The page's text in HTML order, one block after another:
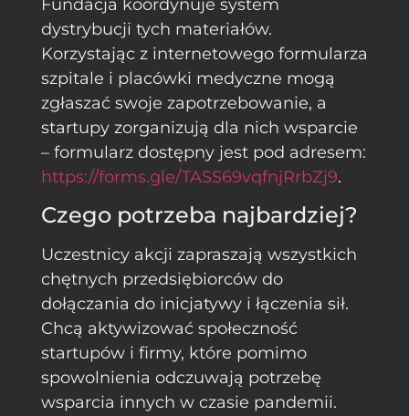
Fundacja koordynuje system
dystrybucji tych materiałów.
Korzystając z internetowego formularza
szpitale i placówki medyczne mogą
zgłaszać swoje zapotrzebowanie, a
startupy zorganizują dla nich wsparcie
– formularz dostępny jest pod adresem:
https://forms.gle/TASS69vqfnjRrbZj9.
Czego potrzeba najbardziej?
Uczestnicy akcji zapraszają wszystkich
chętnych przedsiębiorców do
dołączania do inicjatywy i łączenia sił.
Chcą aktywizować społeczność
startupów i firmy, które pomimo
spowolnienia odczuwają potrzebę
wsparcia innych w czasie pandemii.